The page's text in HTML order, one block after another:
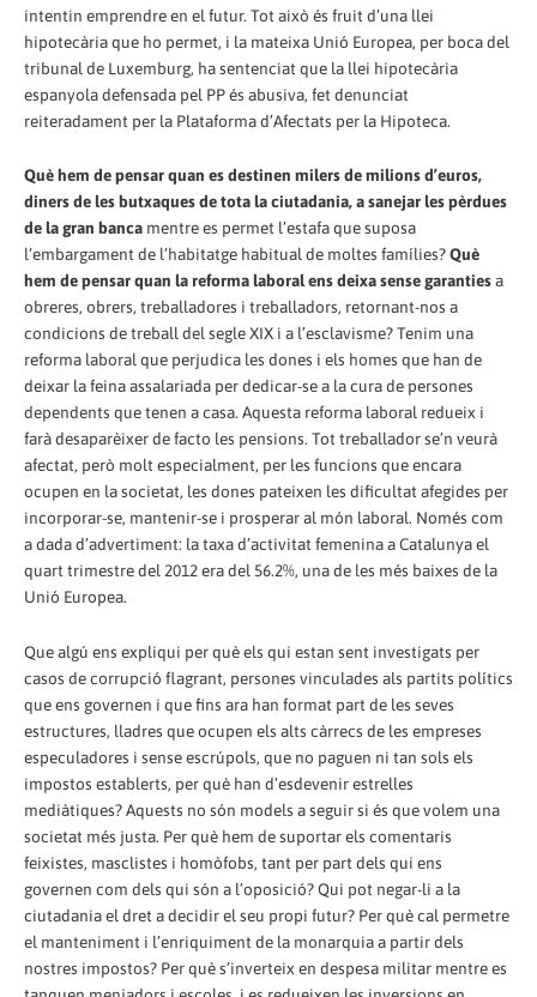
intentin emprendre en el futur. Tot això és fruit d’una llei
hipotecària que ho permet, i la mateixa Unió Europea, per boca del
tribunal de Luxemburg, ha sentenciat que la llei hipotecària
espanyola defensada pel PP és abusiva, fet denunciat
reiteradament per la Plataforma d’Afectats per la Hipoteca.
Què hem de pensar quan es destinen milers de milions d’euros,
diners de les butxaques de tota la ciutadania, a sanejar les pèrdues
de la gran banca mentre es permet l’estafa que suposa
l’embargament de l’habitatge habitual de moltes famílies?Què
hem de pensar quan la reforma laboral ens deixa sense garantiesa
obreres, obrers, treballadores i treballadors, retornant-nos a
condicions de treball del segle XIX i a l’esclavisme? Tenim una
reforma laboral que perjudica les dones i els homes que han de
deixar la feina assalariada per dedicar-se a la cura de persones
dependents que tenen a casa. Aquesta reforma laboral redueix i
farà desaparèixer de facto les pensions. Tot treballador se’n veurà
afectat, però molt especialment, per les funcions que encara
ocupen en la societat, les dones pateixen les dificultat afegides per
incorporar-se, mantenir-se i prosperar al món laboral. Només com
a dada d’advertiment: la taxa d’activitat femenina a Catalunya el
quart trimestre del 2012 era del 56.2%, una de les més baixes de la
Unió Europea.
Que algú ens expliqui per què els qui estan sent investigats per
casos de corrupció flagrant, persones vinculades als partits polítics
que ens governen i que fins ara han format part de les seves
estructures, lladres que ocupen els alts càrrecs de les empreses
especuladores i sense escrúpols, que no paguen ni tan sols els
impostos establerts, per què han d’esdevenir estrelles
mediàtiques? Aquests no són models a seguir si és que volem una
societat més justa. Per què hem de suportar els comentaris
feixistes, masclistes i homòfobs, tant per part dels qui ens
governen com dels qui són a l’oposició? Qui pot negar-li a la
ciutadania el dret a decidir el seu propi futur? Per què cal permetre
el manteniment i l’enriquiment de la monarquia a partir dels
nostres impostos? Per què s’inverteix en despesa militar mentre es